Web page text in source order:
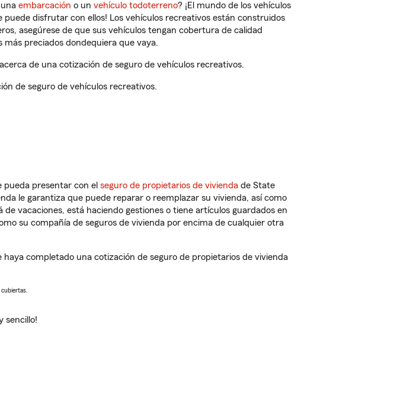
embarcación o un vehículo todoterreno? ¡El mundo de los vehículos
disfrutar con ellos! Los vehículos recreativos están construidos
asegúrese de que sus vehículos tengan cobertura de calidad
preciados dondequiera que vaya.
de una cotización de seguro de vehículos recreativos.
de seguro de vehículos recreativos.
pueda presentar con el seguro de propietarios de vivienda de State
le garantiza que puede reparar o reemplazar su vivienda, así como
de vacaciones, está haciendo gestiones o tiene artículos guardados en
su compañía de seguros de vivienda por encima de cualquier otra
completado una cotización de seguro de propietarios de vivienda
sencillo!